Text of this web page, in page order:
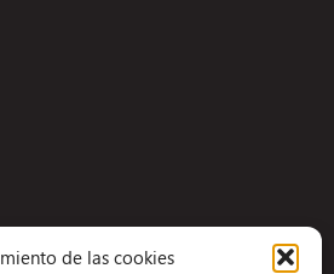
de las cookies